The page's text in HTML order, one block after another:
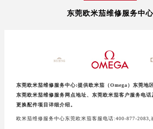
东莞欧米茄维修服务中心
东莞欧米茄维修服务中心:提供欧米茄（Omega）东莞地
东莞欧米茄维修服务网点地址、东莞欧米茄客户服务电话
更换配件项目详细介绍。
欧米茄维修服务中心东莞欧米茄客服电话:400-877-2083,